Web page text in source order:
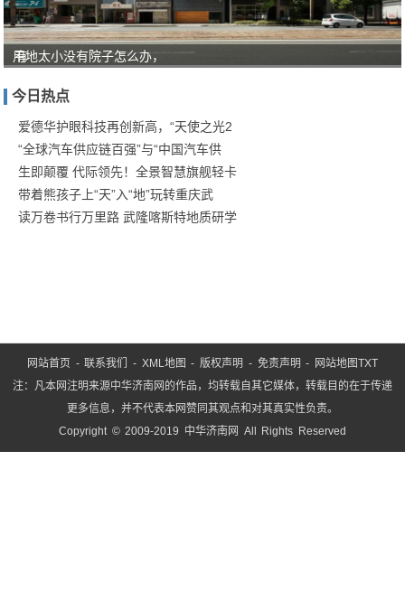
有
对
“教
育
就
是
服
用地太小没有院子怎么办，
今日热点
爱德华护眼科技再创新高，“天使之光2
“全球汽车供应链百强”与“中国汽车供
生即颠覆 代际领先！全景智慧旗舰轻卡
带着熊孩子上“天”入“地”玩转重庆武
读万卷书行万里路 武隆喀斯特地质研学
网站首页 -联系我们 - XML地图 -版权声明 - 免责声明 - 网站地图TXT
注：凡本网注明来源中华济南网的作品，均转载自其它媒体，转载目的在于传递
更多信息，并不代表本网赞同其观点和对其真实性负责。
Copyright © 2009-2019 中华济南网 All Rights Reserved